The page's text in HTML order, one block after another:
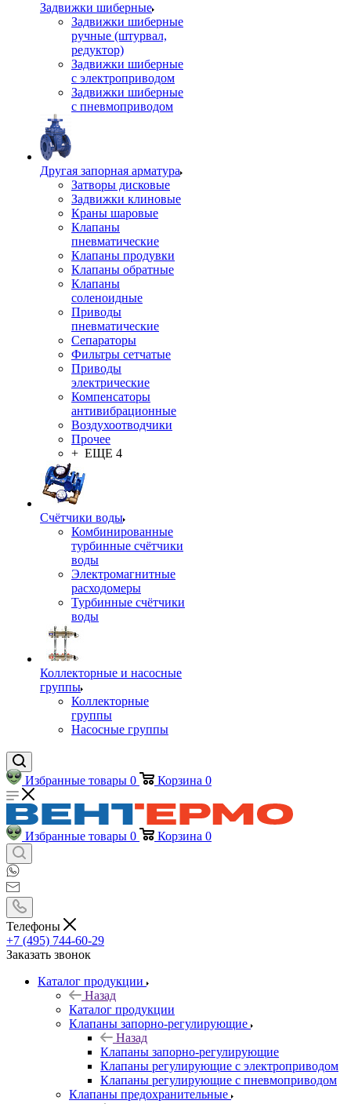
Задвижки шиберные
Задвижки шиберные
ручные (штурвал,
редуктор)
Задвижки шиберные
с электроприводом
Задвижки шиберные
с пневмоприводом
Другая запорная арматура
Затворы дисковые
Задвижки клиновые
Краны шаровые
Клапаны
пневматические
Клапаны продувки
Клапаны обратные
Клапаны
соленоидные
Приводы
пневматические
Сепараторы
Фильтры сетчатые
Приводы
электрические
Компенсаторы
антивибрационные
Воздухоотводчики
Прочее
+ ЕЩЕ 4
Счётчики воды
Комбинированные
турбинные счётчики
воды
Электромагнитные
расходомеры
Турбинные счётчики
воды
Коллекторные и насосные
группы
Коллекторные
группы
Насосные группы
Избранные товары 0 Корзина 0
Избранные товары 0 Корзина 0
Телефоны
+7 (495) 744-60-29
Заказать звонок
Каталог продукции
Назад
Каталог продукции
Клапаны запорно-регулирующие
Назад
Клапаны запорно-регулирующие
Клапаны регулирующие с электроприводом
Клапаны регулирующие с пневмоприводом
Клапаны предохранительные